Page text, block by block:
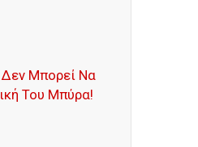
Μπορεί Να
Του Μπύρα!